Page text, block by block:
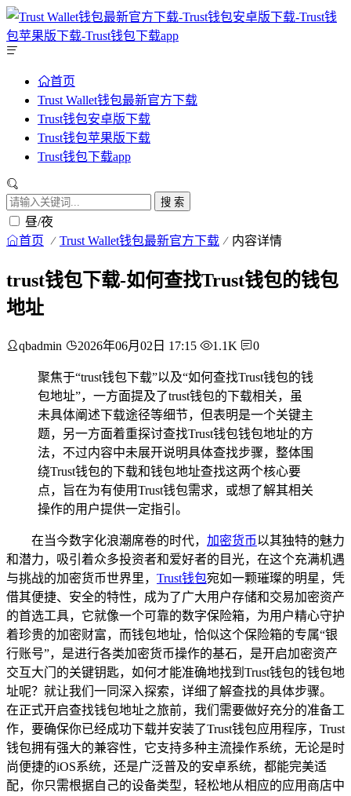
首页
Trust Wallet钱包最新官方下载
Trust钱包安卓版下载
Trust钱包苹果版下载
Trust钱包下载app
搜 索
昼/夜
首页 Trust Wallet钱包最新官方下载 内容详情
trust钱包下载-如何查找Trust钱包的钱包
地址
qbadmin 2026年06月02日 17:15 1.1K 0
聚焦于“trust钱包下载”以及“如何查找Trust钱包的钱
包地址”，一方面提及了trust钱包的下载相关，虽
未具体阐述下载途径等细节，但表明是一个关键主
题，另一方面着重探讨查找Trust钱包钱包地址的方
法，不过内容中未展开说明具体查找步骤，整体围
绕Trust钱包的下载和钱包地址查找这两个核心要
点，旨在为有使用Trust钱包需求，或想了解其相关
操作的用户提供一定指引。
在当今数字化浪潮席卷的时代， 加密货币以其独特的魅力
和潜力，吸引着众多投资者和爱好者的目光，在这个充满机遇
与挑战的加密货币世界里， Trust钱包宛如一颗璀璨的明星，凭
借其便捷、安全的特性，成为了广大用户存储和交易加密资产
的首选工具，它就像一个可靠的数字保险箱，为用户精心守护
着珍贵的加密财富，而钱包地址，恰似这个保险箱的专属“银
行账号”，是进行各类加密货币操作的基石，是开启加密资产
交互大门的关键钥匙，如何才能准确地找到Trust钱包的钱包地
址呢？就让我们一同深入探索，详细了解查找的具体步骤。
在正式开启查找钱包地址之旅前，我们需要做好充分的准备工
作，要确保你已经成功下载并安装了Trust钱包应用程序，Trust
钱包拥有强大的兼容性，它支持多种主流操作系统，无论是时
尚便捷的iOS系统，还是广泛普及的安卓系统，都能完美适
配，你只需根据自己的设备类型，轻松地从相应的应用商店中